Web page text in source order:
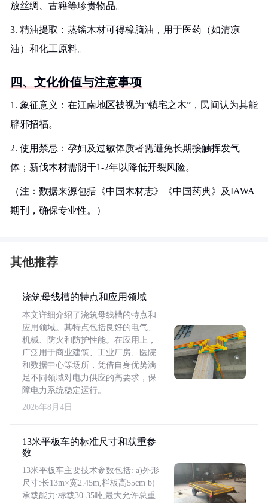
放丝绸、古籍等珍贵物品。
3. 精油提取：蒸馏木材可得樟脑油，用于医药（如清凉
油）和化工原料。
四、文化价值与注意事项
1. 象征意义：在江南地区被视为“镇宅之木”，民间认为其能
辟邪招福。
2. 使用禁忌：孕妇及过敏体质者需避免长期接触挥发气
体；新伐木材需阴干1-2年以降低开裂风险。
（注：数据来源包括《中国木材志》《中国药典》及IAWA
期刊，确保专业性。）
其他推荐
浇筑母线槽的特点和应用领域
本文详细介绍了浇筑母线槽的特点和
应用领域。其特点包括良好的电气、
机械、防火和防护性能。在应用上，
广泛用于商业建筑、工业厂房、医院
和数据中心等场所，凭借自身优势满
足不同领域对电力供应的高要求，保
障电力系统稳定运行。
2026年8月4日
13米平板车的标准尺寸和载重参
数
13米平板车主要技术参数包括: a)外形
尺寸:长13m×宽2.45m,栏板高55cm b)
承载能力:标载30-35吨,最大允许总重